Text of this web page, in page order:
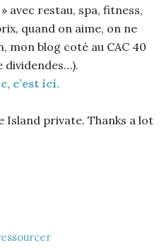
avec restau, spa, fitness,
quand on aime, on ne
mon blog coté au CAC 40
dividendes…).
c’est ici.
Island private. Thanks a lot